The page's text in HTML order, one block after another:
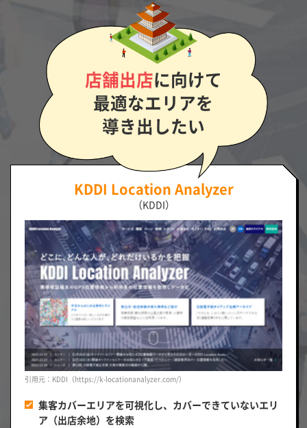
店舗出店に向けて
最適なエリアを
導き出したい
KDDI Location Analyzer
（KDDI）
引用元：KDDI（https://k-locationanalyzer.com/）
集客カバーエリアを可視化し、カバーできていないエリ
ア（出店余地）を検索